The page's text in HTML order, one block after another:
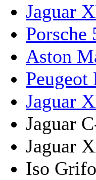
Jaguar
Porsche
Aston
Peugeot
Jaguar
Jaguar
Jaguar
Iso Grifo